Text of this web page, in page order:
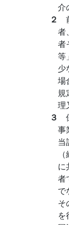
介
２
者
者
等
少
場
規
理
３
事
当
に
者
で
そ
を